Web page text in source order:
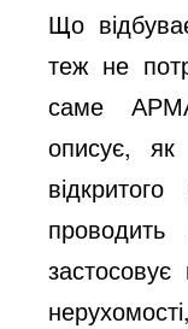
Що
теж не
саме
описує, як